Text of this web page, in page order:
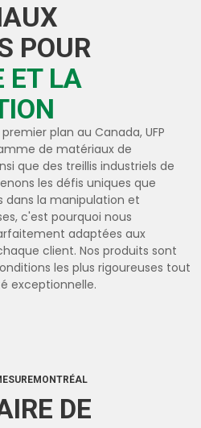
POUR
ET LA
plan au Canada, UFP
de matériaux de
que des treillis industriels de
les défis uniques que
dans la manipulation et
c'est pourquoi nous
adaptées aux
client. Nos produits sont
les plus rigoureuses tout
exceptionnelle.
DE